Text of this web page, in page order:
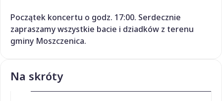
Początek koncertu o godz. 17:00. Serdecznie
zapraszamy wszystkie bacie i dziadków z terenu
gminy Moszczenica.
Na skróty